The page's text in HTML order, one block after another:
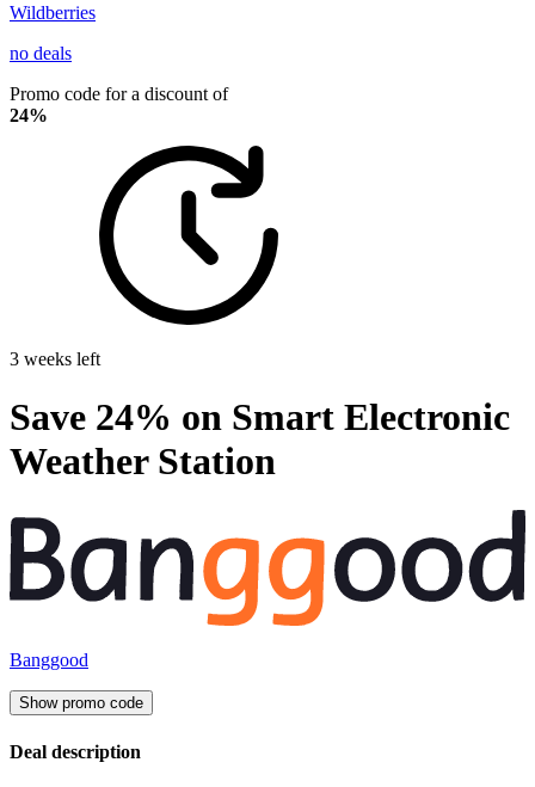
Wildberries
no deals
Promo code for a discount of
24%
3 weeks left
Save 24% on Smart Electronic
Weather Station
Banggood
Show promo code
Deal description